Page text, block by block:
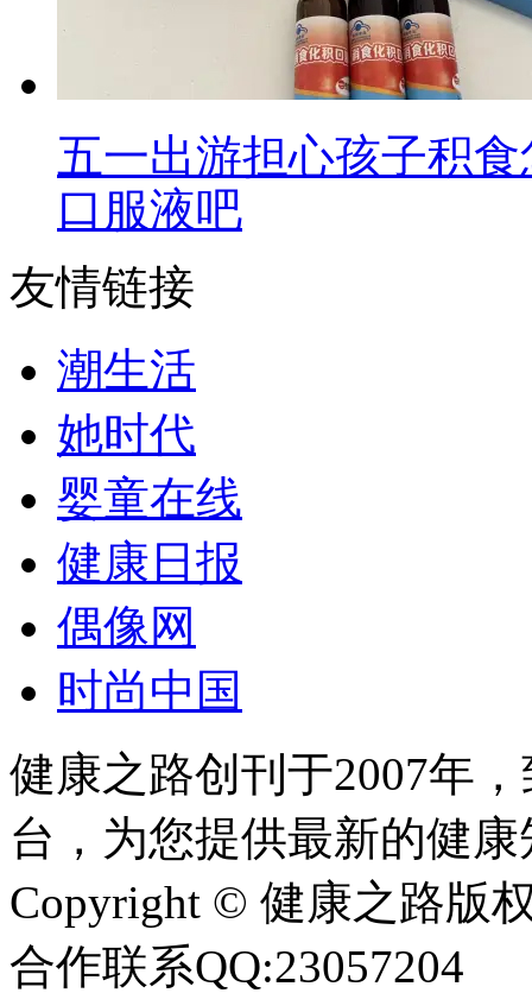
五一出游担心孩子积
口服液吧
友情链接
潮生活
她时代
婴童在线
健康日报
偶像网
时尚中国
健康之路创刊于2007年
台，为您提供最新的健康
Copyright © 健康之路版
合作联系QQ:23057204